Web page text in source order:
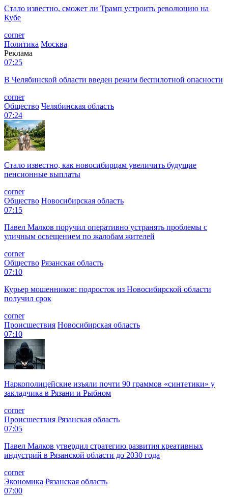
Стало известно, сможет ли Трамп устроить революцию на
Кубе
corner
Политика Москва
Реклама
07:25
В Челябинской области введен режим беспилотной опасности
corner
Общество Челябинская область
07:24
Стало известно, как новосибирцам увеличить будущие
пенсионные выплаты
corner
Общество Новосибирская область
07:15
Павел Малков поручил оперативно устранять проблемы с
уличным освещением по жалобам жителей
corner
Общество Рязанская область
07:10
Курьер мошенников: подросток из Новосибирской области
получил срок
corner
Происшествия Новосибирская область
07:10
Наркополицейские изъяли почти 90 граммов «синтетики» у
закладчика в Рязани и Рыбном
corner
Происшествия Рязанская область
07:05
Павел Малков утвердил стратегию развития креативных
индустрий в Рязанской области до 2030 года
corner
Экономика Рязанская область
07:00